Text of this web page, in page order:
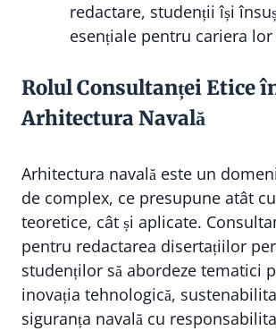
redactare, studenții își
esențiale pentru cariera
Rolul Consultanței Etice
Arhitectura Navală
Arhitectura navală este un
de complex, ce presupune atât
teoretice, cât și aplicate.
pentru redactarea disertațiilor
studenților să abordeze tematici
inovația tehnologică,
siguranța navală cu